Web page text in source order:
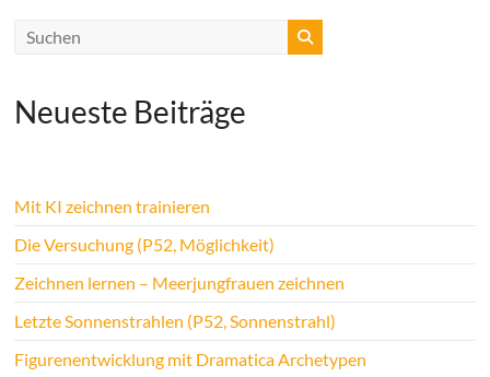
Neueste Beiträge
Mit KI zeichnen trainieren
Die Versuchung (P52, Möglichkeit)
Zeichnen lernen – Meerjungfrauen zeichnen
Letzte Sonnenstrahlen (P52, Sonnenstrahl)
Figurenentwicklung mit Dramatica Archetypen